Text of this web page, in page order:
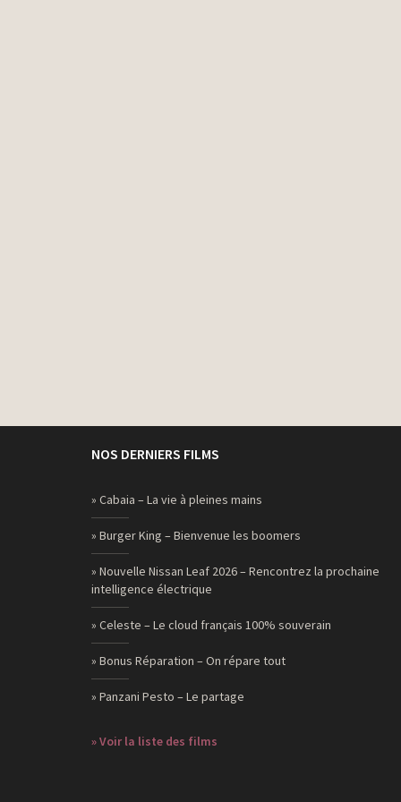
NOS DERNIERS FILMS
» Cabaia – La vie à pleines mains
» Burger King – Bienvenue les boomers
» Nouvelle Nissan Leaf 2026 – Rencontrez la prochaine
intelligence électrique
» Celeste – Le cloud français 100% souverain
» Bonus Réparation – On répare tout
» Panzani Pesto – Le partage
» Voir la liste des films